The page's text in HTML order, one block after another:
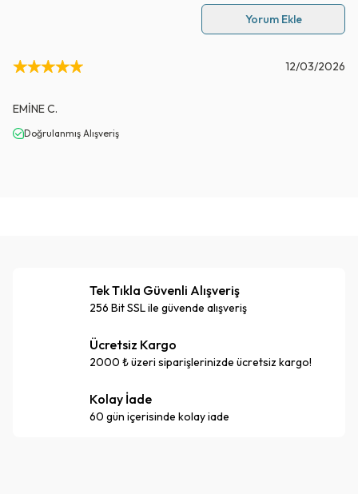
Yorum Ekle
EMİNEC.
Doğrulanmış Alışveriş
12/03/2026
Tek Tıkla Güvenli Alışveriş
256 Bit SSL ile güvende alışveriş
Ücretsiz Kargo
2000 ₺ üzeri siparişlerinizde ücretsiz kargo!
Kolay İade
60 gün içerisinde kolay iade